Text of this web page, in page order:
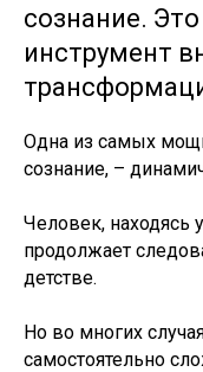
сознание.
инструмент
Одна из самых
сознание, –
Человек, находясь
продолжает
детстве.
Но во многих
самостоятельно